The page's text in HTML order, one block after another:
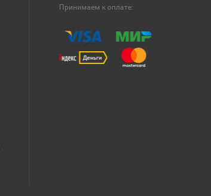
Принимаем к оплате: